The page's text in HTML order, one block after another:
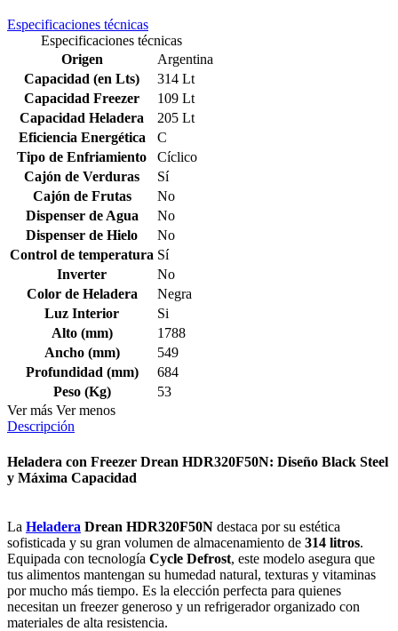
Especificaciones técnicas
Especificaciones técnicas
Origen
Argentina
Capacidad (en Lts)
314 Lt
Capacidad Freezer
109 Lt
Capacidad Heladera
205 Lt
Eficiencia Energética
C
Tipo de Enfriamiento
Cíclico
Cajón de Verduras
Sí
Cajón de Frutas
No
Dispenser de Agua
No
Dispenser de Hielo
No
Control de temperatura Sí
Inverter
No
Color de Heladera
Negra
Luz Interior
Si
Alto (mm)
1788
Ancho (mm)
549
Profundidad (mm)
684
Peso (Kg)
53
Ver más Ver menos
Descripción
Heladera con Freezer Drean HDR320F50N: Diseño Black Steel
y Máxima Capacidad
La Heladera Drean HDR320F50N destaca por su estética
sofisticada y su gran volumen de almacenamiento de 314 litros.
Equipada con tecnología Cycle Defrost, este modelo asegura que
tus alimentos mantengan su humedad natural, texturas y vitaminas
por mucho más tiempo. Es la elección perfecta para quienes
necesitan un freezer generoso y un refrigerador organizado con
materiales de alta resistencia.